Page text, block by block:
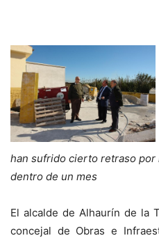
han sufrido cierto retraso
dentro de un mes
El alcalde de Alhaurín de la
concejal de Obras e